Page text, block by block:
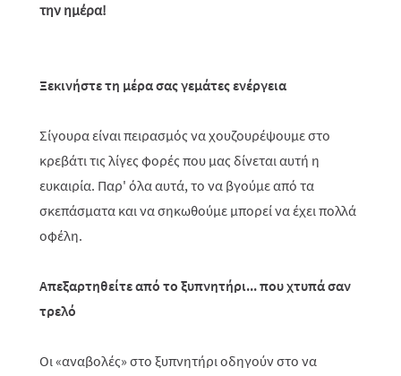
την ημέρα!
Ξεκινήστε τη μέρα σας γεμάτες ενέργεια
Σίγουρα είναι πειρασμός να χουζουρέψουμε στο
κρεβάτι τις λίγες φορές που μας δίνεται αυτή η
ευκαιρία. Παρ' όλα αυτά, το να βγούμε από τα
σκεπάσματα και να σηκωθούμε μπορεί να έχει πολλά
οφέλη.
Απεξαρτηθείτε από το ξυπνητήρι... που χτυπά σαν
τρελό
Oι «αναβολές» στο ξυπνητήρι οδηγούν στο να